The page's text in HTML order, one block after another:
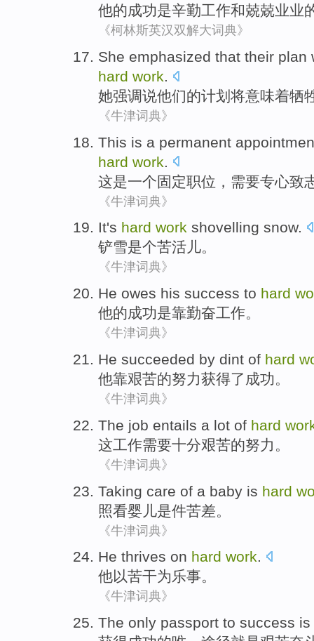
他的成功是辛勤工作和兢兢业业
《柯林斯英汉双解大词典》
She emphasized that their plan
hard work.
她强调说他们的计划 将意味着牺
《牛津词典》
This is a permanent
hard work
这是一个固定职位 ， 需要专心致
《牛津词典》
It's hard work shovelling snow.
铲雪是个苦活儿。
《牛津词典》
He owes his success to hard
他的成功是靠勤奋工作。
《牛津词典》
He succeeded by dint of hard
他靠艰苦的努力获得了成功。
《牛津词典》
The job entails a lot of hard
这工作需要十分艰苦的努力。
《牛津词典》
Taking care of a baby is hard
照看婴儿是件苦差 。
《牛津词典》
He thrives on hard work.
他以苦干为乐事。
《牛津词典》
The only passport to success is